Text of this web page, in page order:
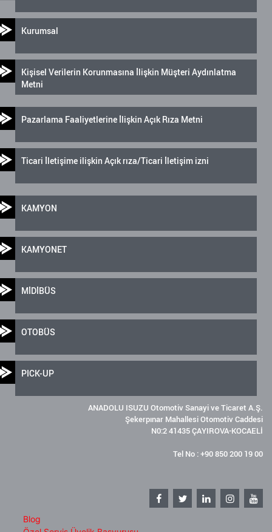
Kurumsal
Kişisel Verilerin Korunmasına İlişkin Müşteri Aydınlatma
Metni
Pazarlama Faaliyetlerine İlişkin Açık Rıza Metni
Ticari İletişime ilişkin Açık rıza/Ticari İletişim izni
KAMYON
KAMYONET
MİDİBÜS
OTOBÜS
PICK-UP
ANADOLU ISUZU Otomotiv Sanayi ve Ticaret A.Ş.
Şekerpınar Mahallesi Otomotiv Caddesi
N0:2 41435 ÇAYIROVA-KOCAELİ
Tel No : +90 850 200 19 00
Blog